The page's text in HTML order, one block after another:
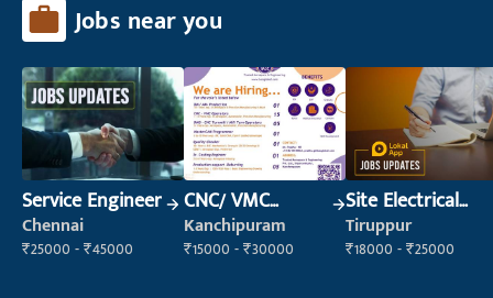
Jobs near you
Service Engineer
Chennai
₹25000 - ₹45000
CNC/ VMC
Operator
Kanchipuram
₹15000 - ₹30000
Site Electrical
Engineer
Tiruppur
₹18000 - ₹25000